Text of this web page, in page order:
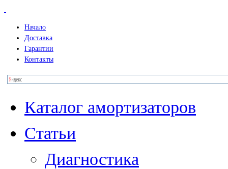
Начало
Доставка
Гарантии
Контакты
Каталог амортизаторов
Статьи
Диагностика